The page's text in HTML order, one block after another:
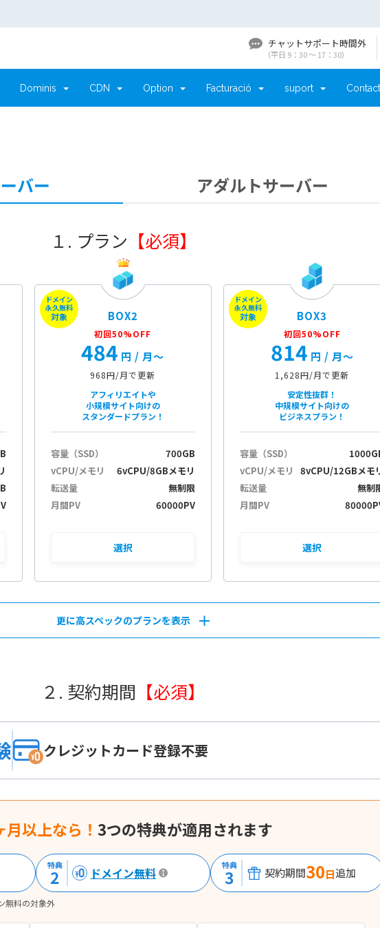
チャットサポート時間外
（平日 9：30 〜 17：30）
Dominis CDN Option Facturació suport
バー アダルトサーバー
１. プラン 【必須】
ドメイン
永久無料
対象 BOX2
初回50%OFF
484 円 / 月〜
968円/月で更新
アフィリエイトや
小規模サイト向けの
スタンダードプラン！
容量（SSD）
700GB
vCPU/メモリ
6vCPU/8GBメモリ
転送量
無制限
月間PV
60000PV
選択
ドメイン
永久無料
対象 BOX3
初回50%OFF
814 円 / 月〜
1,628円/月で更新
安定性抜群！
中規模サイト向けの
ビジネスプラン！
容量（SSD）
vCPU/メモリ
8vCPU/12GBメモ
転送量
無制
月間PV
選択
更に高スペックのプランを表示
２. 契約期間 【必須】
クレジットカード登録不要
月以上なら！ 3つの特典が適用されます
特典
2 ドメイン無料 特典
3 契約期間30日追加
無料の対象外